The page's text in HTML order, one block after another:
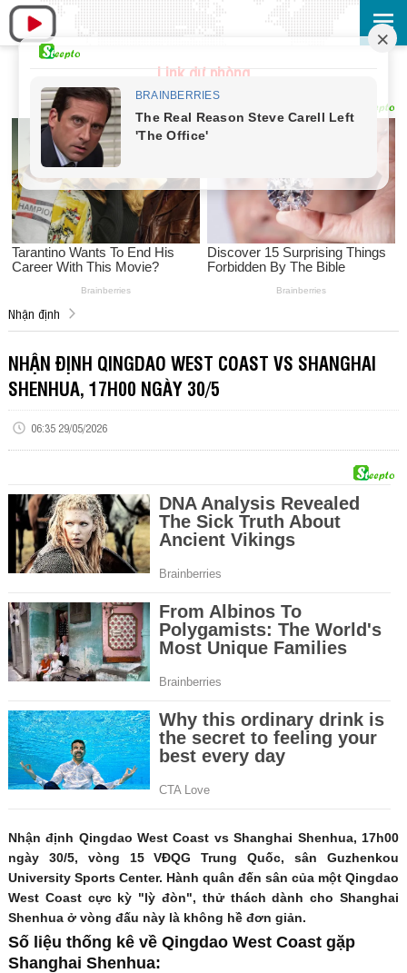
Link dự phòng
Nhận định
NHẬN ĐỊNH QINGDAO WEST COAST VS SHANGHAI
SHENHUA, 17H00 NGÀY 30/5
06:35 29/05/2026
Nhận định Qingdao West Coast vs Shanghai Shenhua, 17h00
ngày 30/5, vòng 15 VĐQG Trung Quốc, sân Guzhenkou
University Sports Center. Hành quân đến sân của một Qingdao
West Coast cực kỳ "lỳ đòn", thử thách dành cho Shanghai
Shenhua ở vòng đấu này là không hề đơn giản.
Số liệu thống kê về Qingdao West Coast gặp
Shanghai Shenhua: